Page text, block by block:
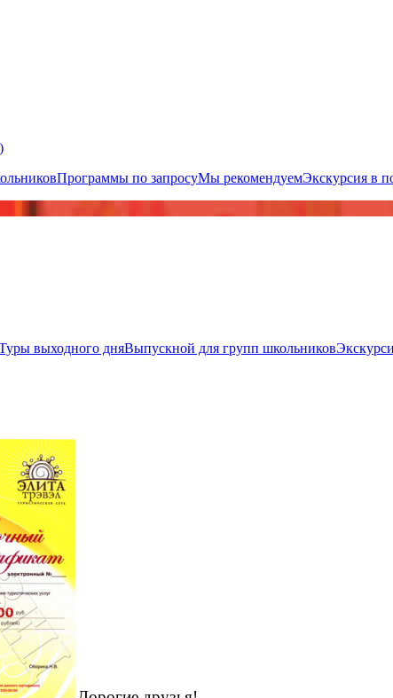
Программы по запросуМы рекомендуемЭкскурсия в
выходного дняВыпускной для групп школьников